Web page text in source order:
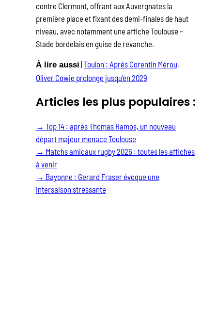
contre Clermont, offrant aux Auvergnates la
première place et fixant des demi-finales de haut
niveau, avec notamment une affiche Toulouse –
Stade bordelais en guise de revanche.
À lire aussi Toulon : Après Corentin Mérou,
Oliver Cowie prolonge jusqu’en 2029
Articles les plus populaires :
→ Top 14 : après Thomas Ramos, un nouveau
départ majeur menace Toulouse
→ Matchs amicaux rugby 2026 : toutes les affiches
à venir
→ Bayonne : Gerard Fraser évoque une
intersaison stressante